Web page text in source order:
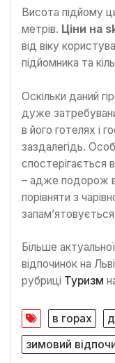
Висота підйому
метрів. Ціни на
від віку
підйомника та
Оскільки даний
дуже
в його готелях і
заздалегідь.
спостерігається
– адже подорож
порівняти з
Більше
відпочинок на
рубриці Туризм
в горах
зимовий